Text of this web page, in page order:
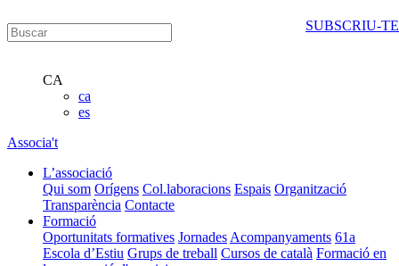
CA
ca
es
Associa't
L’associació
Qui som Orígens Col.laboracions Espais Organització
Transparència Contacte
Formació
Oportunitats formatives Jornades Acompanyaments 61a
Escola d’Estiu Grups de treball Cursos de català Formació en
SUBSCRIU-TE